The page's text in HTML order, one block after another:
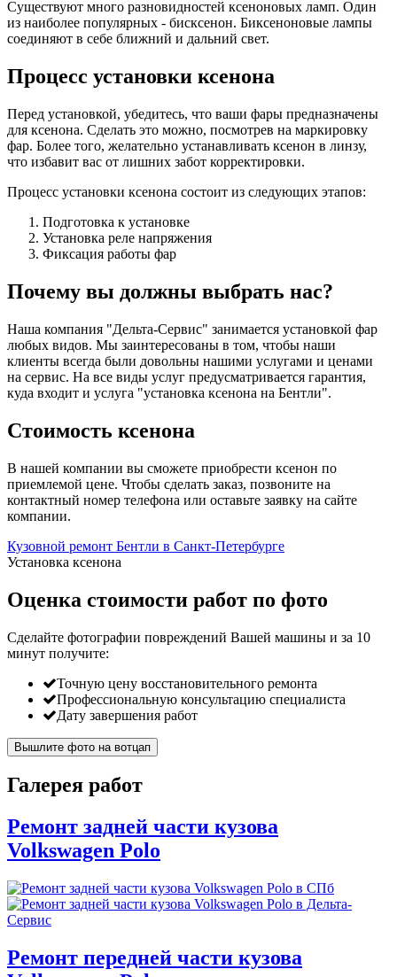
Существуют много разновидностей ксеноновых ламп. Один
из наиболее популярных - бисксенон. Биксеноновые лампы
соединяют в себе ближний и дальний свет.
Процесс установки ксенона
Перед установкой, убедитесь, что ваши фары предназначены
для ксенона. Сделать это можно, посмотрев на маркировку
фар. Более того, желательно устанавливать ксенон в линзу,
что избавит вас от лишних забот корректировки.
Процесс установки ксенона состоит из следующих этапов:
Подготовка к установке
Установка реле напряжeния
Фиксация работы фар
Почему вы должны выбрать нас?
Наша компания "Дельта-Сервис" занимается установкой фар
любых видов. Мы заинтересованы в том, чтобы наши
клиенты всегда были довольны нашими услугами и ценами
на сервис. На все виды услуг предусматривается гарантия,
куда входит и услуга "установка ксенона на Бентли".
Стоимость ксенона
В нашей компании вы сможете приобрести ксенон по
приемлемой цене. Чтобы сделать заказ, позвоните на
контактный номер телефона или оставьте заявку на сайте
компании.
Кузовной ремонт Бентли в Санкт-Петербурге
Установка ксенона
Оценка стоимости работ по фото
Сделайте фотографии повреждений Вашей машины и за 10
минут получите:
Точную цену восстановительного ремонта
Профессиональную консультацию специалиста
Дату завершения работ
Вышлите фото на вотцап
Галерея работ
Ремонт задней части кузова
Volkswagen Polo
Ремонт передней части кузова